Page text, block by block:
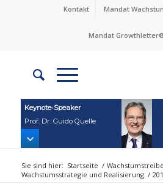
Kontakt Mandat
Mandat
Keynote‑Speaker
Prof. Dr. Guido Quelle
Sie sind hier: Startseite /
Wachstumsstrategie und Realisierung /